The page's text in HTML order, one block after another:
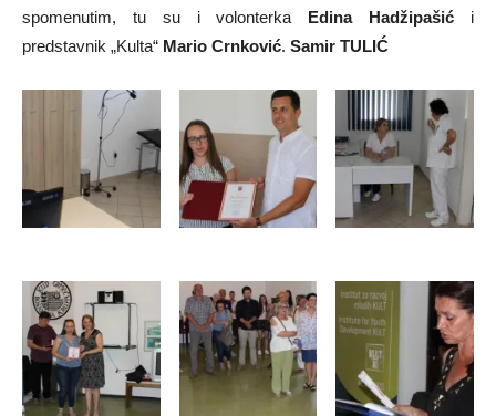
spomenutim, tu su i volonterka Edina Hadžipašić i
predstavnik „Kulta“ Mario Crnković. Samir TULIĆ